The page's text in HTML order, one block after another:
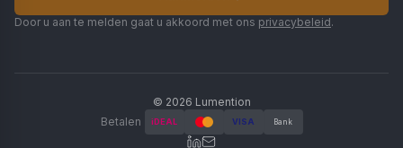
Door u aan te melden gaat u akkoord met ons privacybeleid.
© 2026 Lumention
Betalen
iDEAL VISA Bank